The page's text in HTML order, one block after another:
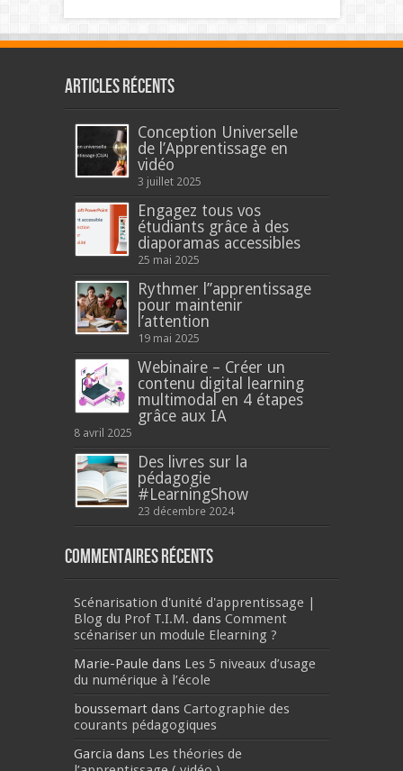
Articles récents
Conception Universelle
de l’Apprentissage en
vidéo
3 juillet 2025
Engagez tous vos
étudiants grâce à des
diaporamas accessibles
25 mai 2025
Rythmer l’’apprentissage
pour maintenir
l’attention
19 mai 2025
Webinaire – Créer un
contenu digital learning
multimodal en 4 étapes
grâce aux IA
8 avril 2025
Des livres sur la
pédagogie
#LearningShow
23 décembre 2024
Commentaires récents
Scénarisation d'unité d'apprentissage |
Blog du Prof T.I.M. dans Comment
scénariser un module Elearning ?
Marie-Paule dans Les 5 niveaux d’usage
du numérique à l’école
boussemart dans Cartographie des
courants pédagogiques
Garcia dans Les théories de